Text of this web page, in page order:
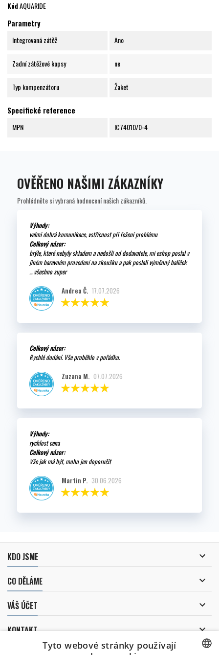
KódAQUARIDE
Parametry
Integrovaná zátěž Ano
Zadní zátěžové kapsy ne
Typ kompenzátoru Žaket
Specifické reference
MPN IC74010/0-4
OVĚŘENO NAŠIMI ZÁKAZNÍKY
Prohlédněte si vybraná hodnocení našich zákazníků.
Výhody:
velmi dobrá komunikace, vstřícnost při řešení problému
Celkový názor:
brýle, které nebyly skladem a nedošli od dodavatele, mi eshop poslal v
jiném barevném provedení na zkoušku a pak poslali výměnný balíček
... všechno super
Andrea Č. 17.07.2026
Celkový názor:
Rychlé dodání. Vše proběhlo v pořádku.
Zuzana M. 07.07.2026
Výhody:
rychlost cena
Celkový názor:
Vše jak má být, mohu jen doporučit
Martin P. 30.06.2026
KDO JSME 
CO DĚLÁME 
VÁŠ ÚČET 
KONTAKT 
Tyto webové stránky používají